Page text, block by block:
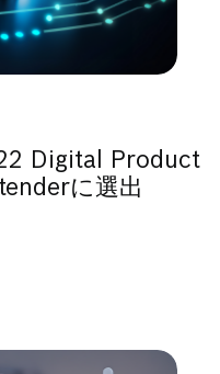
Digital Product
に選出